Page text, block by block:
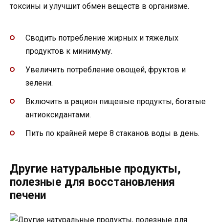
токсины и улучшит обмен веществ в организме.
Сводить потребление жирных и тяжелых
продуктов к минимуму.
Увеличить потребление овощей, фруктов и
зелени.
Включить в рацион пищевые продукты, богатые
антиоксидантами.
Пить по крайней мере 8 стаканов воды в день.
Другие натуральные продукты,
полезные для восстановления
печени